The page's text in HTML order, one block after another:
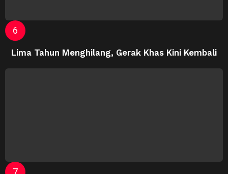
Lima Tahun Menghilang, Gerak Khas Kini Kembali